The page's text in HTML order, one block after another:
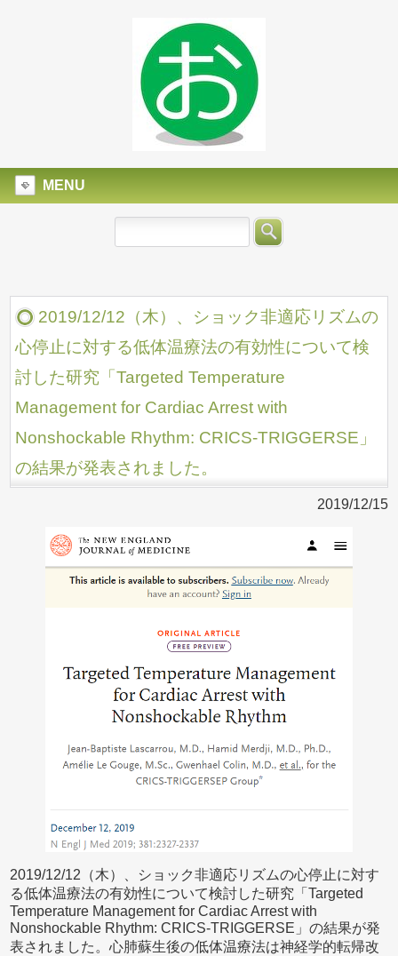
MENU
2019/12/12（木）、ショック非適応リズムの
心停止に対する低体温療法の有効性について検
討した研究「Targeted Temperature
Management for Cardiac Arrest with
Nonshockable Rhythm: CRICS-TRIGGERSE」
の結果が発表されました。
2019/12/15
2019/12/12（木）、ショック非適応リズムの心停止に対す
る低体温療法の有効性について検討した研究「Targeted
Temperature Management for Cardiac Arrest with
Nonshockable Rhythm: CRICS-TRIGGERSE」の結果が発
表されました。心肺蘇生後の低体温療法は神経学的転帰改